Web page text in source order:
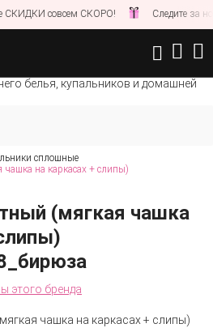
совсем СКОРО! Следите за
сплошные
на каркасах + слипы)
(мягкая чашка
этого бренда